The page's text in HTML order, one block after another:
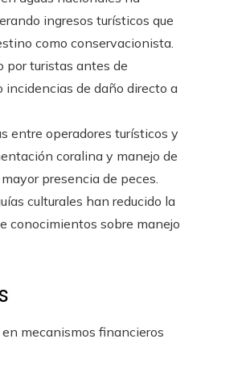
ingresos turísticos que
como conservacionista.
por turistas antes de
de daño directo a
entre operadores turísticos y
coralina y manejo de
presencia de peces.
culturales han reducido la
conocimientos sobre manejo
mecanismos financieros